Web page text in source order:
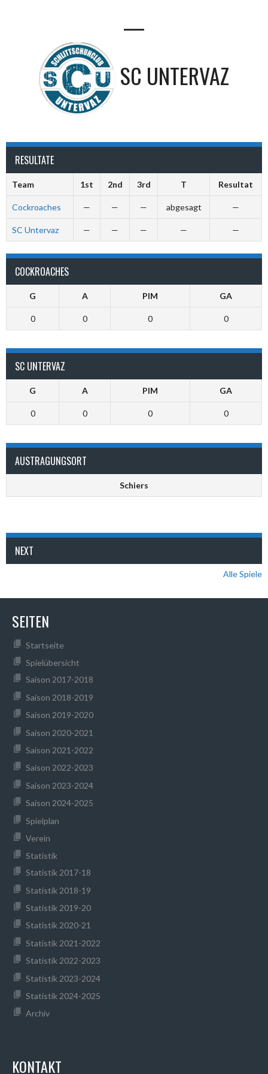
—
SC UNTERVAZ
RESULTATE
Team 1st 2nd 3rd T Resultat
Cockroaches — — — abgesagt —
SC Untervaz — — — — —
COCKROACHES
G A PIM GA
0 0 0 0
SC UNTERVAZ
G A PIM GA
0 0 0 0
AUSTRAGUNGSORT
Schiers
NEXT
Alle Spiele
SEITEN
Startseite
Spielübersicht
Saison 2017-2018
Saison 2018-2019
Saison 2019-2020
Saison 2020-2021
Saison 2021-2022
Saison 2022-2023
Saison 2023-2024
Saison 2024-2025
Spielplan
Verein
Statistik
Statistik 2017-18
Statistik 2018-19
Statistik 2019-20
Statistik 2020-21
Statistik 2021-2022
Statistik 2022-2023
Statistik 2023-2024
Statistik 2024-2025
Archiv
KONTAKT